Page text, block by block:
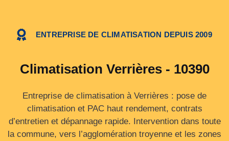
ENTREPRISE DE CLIMATISATION DEPUIS 2009
Climatisation Verrières - 10390
Entreprise de climatisation à Verrières : pose de
climatisation et PAC haut rendement, contrats
d’entretien et dépannage rapide. Intervention dans toute
la commune, vers l’agglomération troyenne et les zones